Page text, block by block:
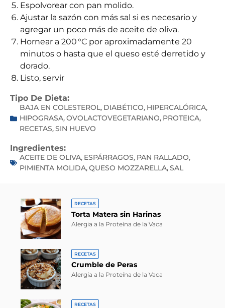
Espolvorear con pan molido.
Ajustar la sazón con más sal si es necesario y
agregar un poco más de aceite de oliva.
Hornear a 200 °C por aproximadamente 20
minutos o hasta que el queso esté derretido y
dorado.
Listo, servir
Tipo De Dieta:
BAJA EN COLESTEROL, DIABÉTICO, HIPERCALÓRICA,
HIPOGRASA,OVOLACTOVEGETARIANO, PROTEICA,
RECETAS,SIN HUEVO
Ingredientes:
ACEITE DE OLIVA, ESPÁRRAGOS, PAN RALLADO,
PIMIENTA MOLIDA,QUESO MOZZARELLA,SAL
RECETAS
Torta Matera sin Harinas
Alergia a la Proteína de la Vaca
RECETAS
Crumble de Peras
Alergia a la Proteína de la Vaca
RECETAS